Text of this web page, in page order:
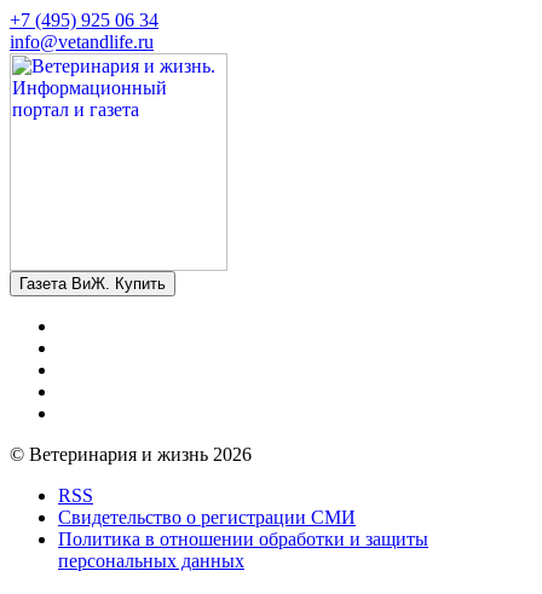
+7 (495) 925 06 34
info@vetandlife.ru
Газета ВиЖ. Купить
© Ветеринария и жизнь 2026
RSS
Свидетельство о регистрации СМИ
Политика в отношении обработки и защиты
персональных данных